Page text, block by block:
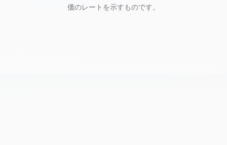
価のレートを示すものです。